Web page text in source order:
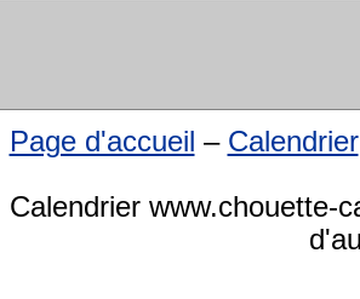
Page d'accueil – Calendrier
Calendrier www.chouette-